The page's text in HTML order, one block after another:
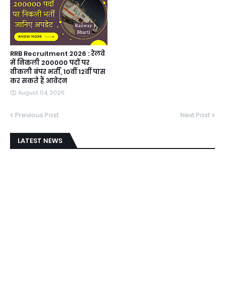
RRB Recruitment 2026 : रेलवे
में निकली 200000 पदों पर
वीकली बंपर भर्ती, 10वीं 12वीं पास
कर सकते हैं आवेदन
August 04, 2026
Previous Post Next Post
LATEST NEWS